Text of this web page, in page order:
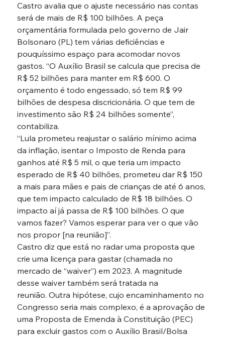
Castro avalia que o ajuste necessário nas contas
será de mais de R$ 100 bilhões. A peça
orçamentária formulada pelo governo de Jair
Bolsonaro (PL) tem várias deficiências e
pouquíssimo espaço para acomodar novos
gastos. “O Auxílio Brasil se calcula que precisa de
R$ 52 bilhões para manter em R$ 600. O
orçamento é todo engessado, só tem R$ 99
bilhões de despesa discricionária. O que tem de
investimento são R$ 24 bilhões somente”,
contabiliza.
“Lula prometeu reajustar o salário mínimo acima
da inflação, isentar o Imposto de Renda para
ganhos até R$ 5 mil, o que teria um impacto
esperado de R$ 40 bilhões, prometeu dar R$ 150
a mais para mães e pais de crianças de até 6 anos,
que tem impacto calculado de R$ 18 bilhões. O
impacto aí já passa de R$ 100 bilhões. O que
vamos fazer? Vamos esperar para ver o que vão
nos propor [na reunião]”.
Castro diz que está no radar uma proposta que
crie uma licença para gastar (chamada no
mercado de “waiver”) em 2023. A magnitude
desse waiver também será tratada na
reunião. Outra hipótese, cujo encaminhamento no
Congresso seria mais complexo, é a aprovação de
uma Proposta de Emenda à Constituição (PEC)
para excluir gastos com o Auxílio Brasil/Bolsa